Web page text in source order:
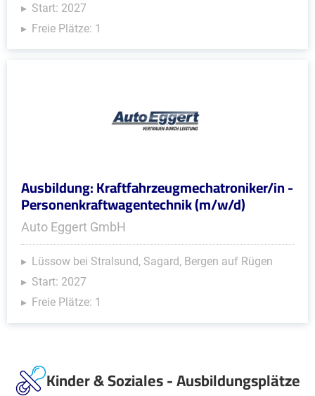
Start: 2027
Freie Plätze: 1
Ausbildung: Kraftfahrzeugmechatroniker/in -
Personenkraftwagentechnik (m/w/d)
Auto Eggert GmbH
Lüssow bei Stralsund, Sagard, Bergen auf Rügen
Start: 2027
Freie Plätze: 1
Kinder & Soziales - Ausbildungsplätze